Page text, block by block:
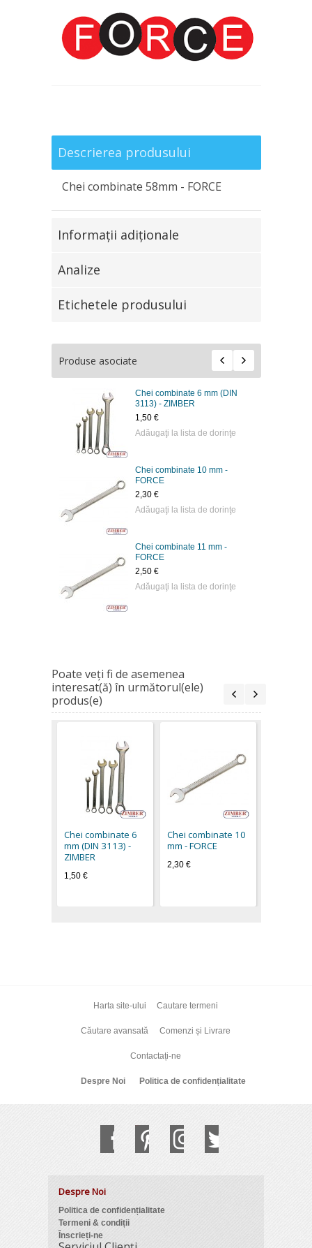
Descrierea produsului
Chei combinate 58mm - FORCE
Informaţii adiţionale
Analize
Etichetele produsului
Produse asociate
Chei combinate 6 mm (DIN
3113) - ZIMBER
1,50 €
Adăugaţi la lista de dorinţe
Chei combinate 10 mm -
FORCE
2,30 €
Adăugaţi la lista de dorinţe
Chei combinate 11 mm -
FORCE
2,50 €
Adăugaţi la lista de dorinţe
Poate veţi fi de asemenea
interesat(ă) în următorul(ele)
produs(e)
Chei combinate 6
mm (DIN 3113) -
ZIMBER
1,50 €
Chei combinate 10
mm - FORCE
2,30 €
Harta site-ului Cautare termeni
Căutare avansată Comenzi și Livrare
Contactați-ne
Despre Noi Politica de confidențialitate
Despre Noi
Politica de confidențialitate
Termeni & condiții
Înscrieți-ne